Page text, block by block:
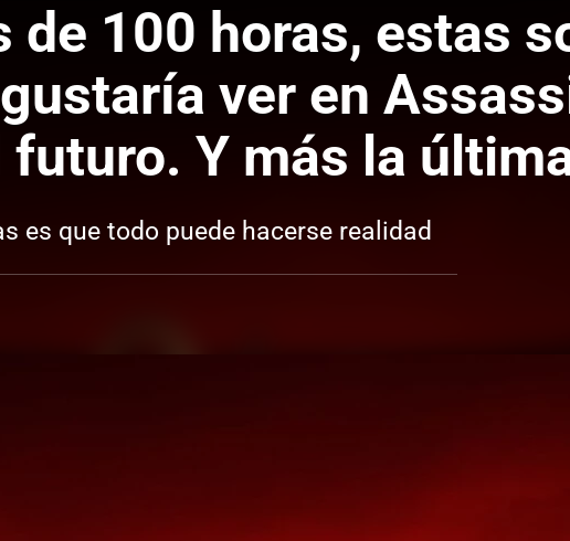
de 100 horas, estas
ver en
futuro. Y más la
es que todo puede hacerse realidad